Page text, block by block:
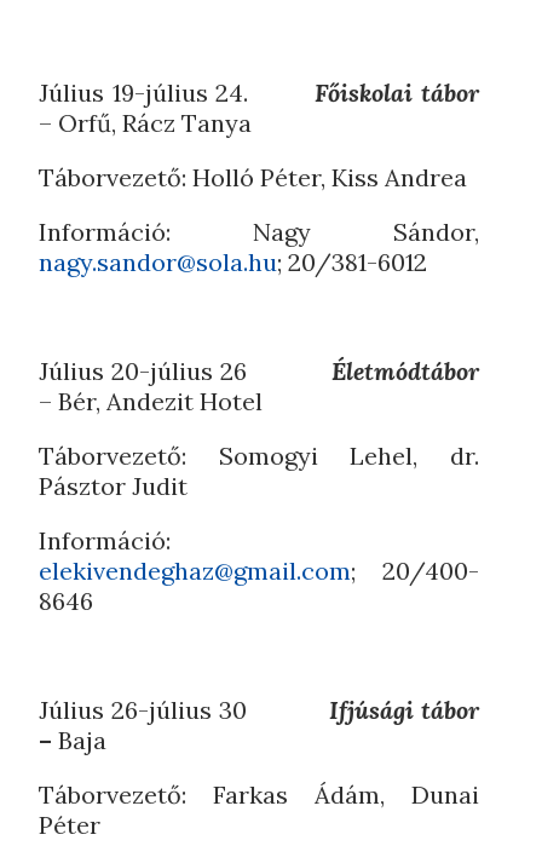
Július 19-július 24.Főiskolai tábor
– Orfű, Rácz Tanya
Táborvezető: Holló Péter, Kiss Andrea
Információ: Nagy Sándor,
nagy.sandor@sola.hu; 20/381-6012
Július 20-július 26 Életmódtábor
– Bér, Andezit Hotel
Táborvezető: Somogyi Lehel, dr.
Pásztor Judit
Információ:
elekivendeghaz@gmail.com; 20/400-
8646
Július 26-július 30 Ifjúsági tábor
–Baja
Táborvezető: Farkas Ádám, Dunai
Péter